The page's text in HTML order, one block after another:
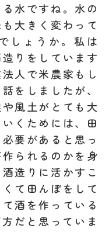
水ですね。水の
大きく変わって
しょうか。私は
りをしています
人で米農家もし
をしましたが、
風土がとても大
くためには、田
要があると思っ
られるのかを身
造りに活かすこ
て田んぼをして
酒を作っている
だと思っていま